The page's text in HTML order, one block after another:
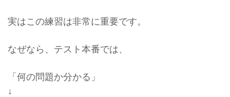
実はこの練習は非常に重要です。
なぜなら、テスト本番では、
「何の問題か分かる」
↓